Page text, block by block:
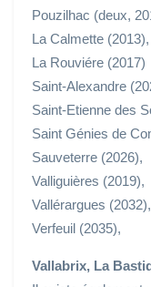
Pouzilhac (deux,
La Calmette (2013),
La Rouviére (2017)
Saint-Alexandre
Saint-Etienne des
Saint Génies de
Sauveterre (2026),
Valliguières (2019),
Vallérargues (2032),
Verfeuil (2035),
Vallabrix, La